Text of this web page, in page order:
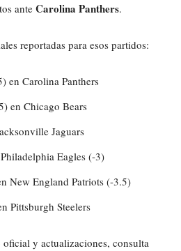
ante Carolina Panthers.
reportadas para esos partidos:
en Carolina Panthers
en Chicago Bears
Jaguars
Eagles (-3)
New England Patriots (-3.5)
Pittsburgh Steelers
y actualizaciones, consulta